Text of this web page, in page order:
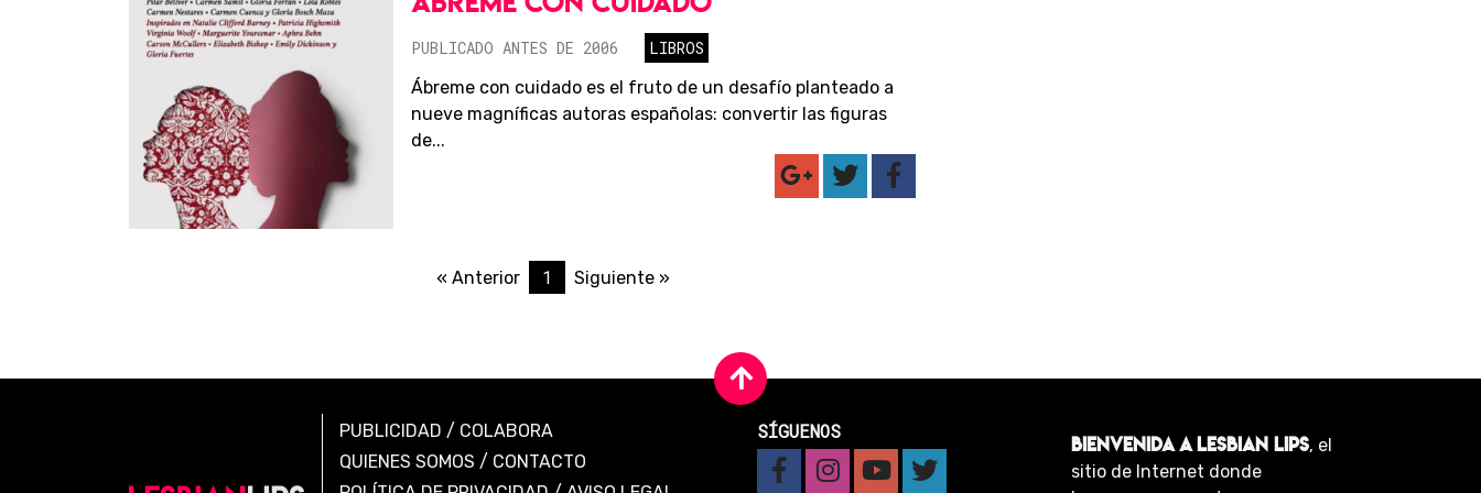
PUBLICADO ANTES DE 2006
LIBROS
Ábreme con cuidado es el fruto de un desafío planteado a
nueve magníficas autoras españolas: convertir las figuras
de...
« Anterior 1 Siguiente »
PUBLICIDAD / COLABORA
QUIENES SOMOS / CONTACTO
SÍGUENOS
BIENVENIDA A LESBIAN LIPS, el
sitio de Internet donde